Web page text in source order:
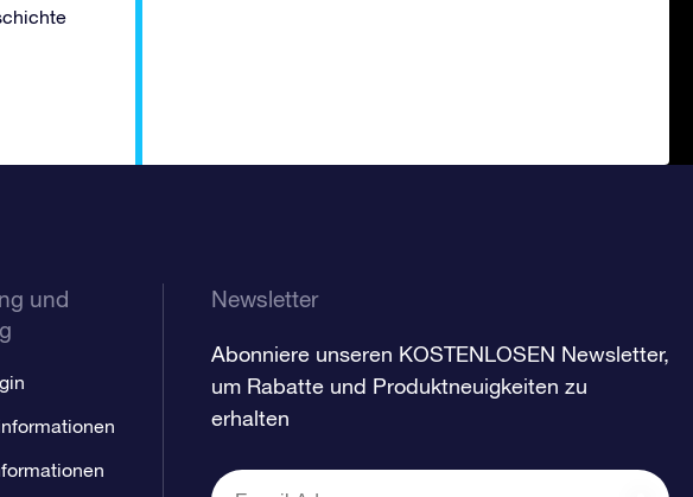
und
Newsletter
Abonniere unseren KOSTENLOSEN Newsletter,
um Rabatte und Produktneuigkeiten zu
erhalten